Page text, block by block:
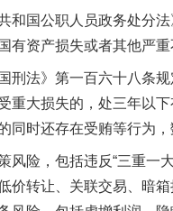
国公职人员政务处分法
资产损失或者其他严
法》第一百六十八条规
重大损失的，处三年以
同时还存在受贿等行为，
险，包括违反“三重一
价转让、关联交易、暗